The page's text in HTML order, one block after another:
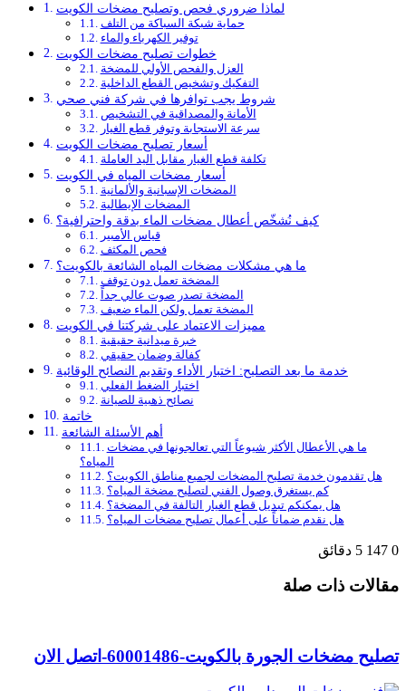
لماذا ضروري فحص وتصليح مضخات الكويت
حماية شبكة السباكة من التلف
توفير الكهرباء والماء
خطوات تصليح مضخات الكويت
العزل والفحص الأولي للمضخة
التفكيك وتشخيص القطع الداخلية
شروط يجب توافرها في شركة فني صحي
الأمانة والمصداقية في التشخيص
سرعة الاستجابة وتوفر قطع الغيار
أسعار تصليح مضخات الكويت
تكلفة قطع الغيار مقابل اليد العاملة
أسعار مضخات المياه في الكويت
المضخات الإسبانية والألمانية
المضخات الإيطالية
كيف نُشخّص أعطال مضخات الماء بدقة واحترافية؟
قياس الأمبير
فحص المكثف
ما هي مشكلات مضخات المياه الشائعة بالكويت؟
المضخة تعمل دون توقف
المضخة تصدر صوت عالي جداً
المضخة تعمل ولكن الماء ضعيف
مميزات الاعتماد على شركتنا في الكويت
خبرة ميدانية حقيقية
كفالة وضمان حقيقي
خدمة ما بعد التصليح: اختبار الأداء وتقديم النصائح الوقائية
اختبار الضغط الفعلي
نصائح ذهبية للصيانة
خاتمة
أهم الأسئلة الشائعة
ما هي الأعطال الأكثر شيوعاً التي تعالجونها في مضخات
المياه؟
هل تقدمون خدمة تصليح المضخات لجميع مناطق الكويت؟
كم يستغرق وصول الفني لتصليح مضخة المياه؟
هل يمكنكم تبديل قطع الغيار التالفة في المضخة؟
هل نقدم ضماناً على أعمال تصليح مضخات المياه؟
0 5 دقائق
مقالات ذات صلة
تصليح مضخات الجورة بالكويت-60001486-اتصل الان